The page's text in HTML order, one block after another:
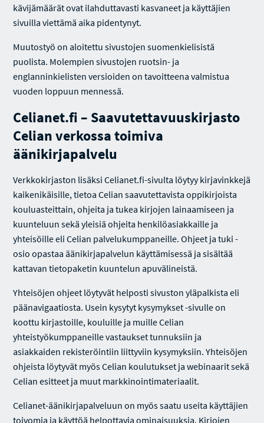
kävijämäärät ovat ilahduttavasti kasvaneet ja käyttäjien
sivuilla viettämä aika pidentynyt.
Muutostyö on aloitettu sivustojen suomenkielisistä
puolista. Molempien sivustojen ruotsin- ja
englanninkielisten versioiden on tavoitteena valmistua
vuoden loppuun mennessä.
Celianet.fi – Saavutettavuuskirjasto
Celian verkossa toimiva
äänikirjapalvelu
Verkkokirjaston lisäksi Celianet.fi-sivulta löytyy kirjavinkkejä
kaikenikäisille, tietoa Celian saavutettavista oppikirjoista
kouluasteittain, ohjeita ja tukea kirjojen lainaamiseen ja
kuunteluun sekä yleisiä ohjeita henkilöasiakkaille ja
yhteisöille eli Celian palvelukumppaneille. Ohjeet ja tuki -
osio opastaa äänikirjapalvelun käyttämisessä ja sisältää
kattavan tietopaketin kuuntelun apuvälineistä.
Yhteisöjen ohjeet löytyvät helposti sivuston yläpalkista eli
päänavigaatiosta. Usein kysytyt kysymykset -sivulle on
koottu kirjastoille, kouluille ja muille Celian
yhteistyökumppaneille vastaukset tunnuksiin ja
asiakkaiden rekisteröintiin liittyviin kysymyksiin. Yhteisöjen
ohjeista löytyvät myös Celian koulutukset ja webinaarit sekä
Celian esitteet ja muut markkinointimateriaalit.
Celianet-äänikirjapalveluun on myös saatu useita käyttäjien
toivomia ja käyttöä helpottavia ominaisuuksia. Kirjojen